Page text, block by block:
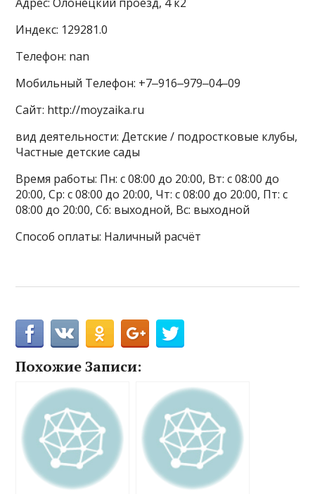
Индекс: 129281.0
Телефон: nan
Мобильный Телефон: +7‒916‒979‒04‒09
Сайт: http://moyzaika.ru
вид деятельности: Детские / подростковые клубы,
Частные детские сады
Время работы: Пн: с 08:00 до 20:00, Вт: с 08:00 до
20:00, Ср: с 08:00 до 20:00, Чт: с 08:00 до 20:00, Пт: с
08:00 до 20:00, Сб: выходной, Вс: выходной
Способ оплаты: Наличный расчёт
Похожие Записи: